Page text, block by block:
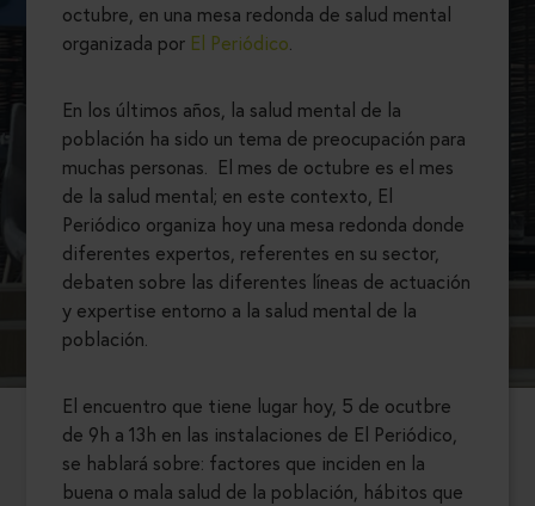
octubre, en una mesa redonda de salud mental
organizada por El Periódico
En los últimos años, la salud mental de la
población ha sido un tema de preocupación para
muchas personas. El mes de octubre es el mes
de la salud mental; en este contexto, El
Periódico organiza hoy una mesa redonda donde
diferentes expertos, referentes en su sector,
debaten sobre las diferentes líneas de actuación
y expertise entorno a la salud mental de la
población.
El encuentro que tiene lugar hoy, 5 de ocutbre
de 9h a 13h en las instalaciones de El Periódico,
se hablará sobre: factores que inciden en la
buena o mala salud de la población, hábitos que